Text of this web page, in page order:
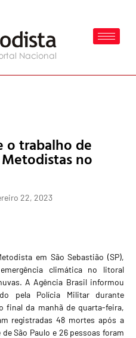
o trabalho de
no
22, 2023
em São Sebastião (SP),
climática no litoral
A Agência Brasilinformou
pela Polícia Militar durante
final da manhã de quarta-feira,
registradas 48 mortes após a
São Paulo e 26 pessoas foram